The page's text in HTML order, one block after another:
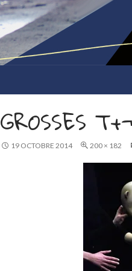
GROSSES
19 OCTOBRE 2014 200 × 182